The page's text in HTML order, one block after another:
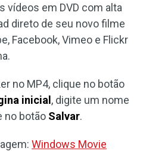
vídeos em DVD com alta
direto de seu novo filme
Facebook, Vimeo e Flickr
no MP4, clique no botão
inicial , digite um nome
no botão Salvar.
Windows Movie